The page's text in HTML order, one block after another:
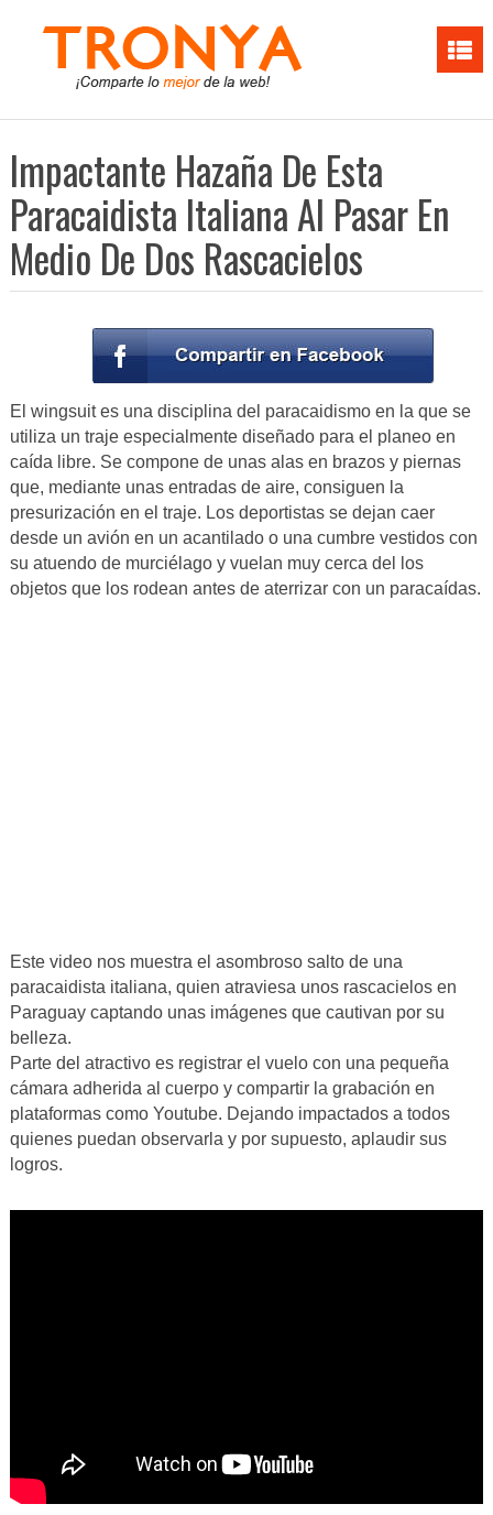
Impactante Hazaña De Esta
Paracaidista Italiana Al Pasar En
Medio De Dos Rascacielos
El wingsuit es una disciplina del paracaidismo en la que se
utiliza un traje especialmente diseñado para el planeo en
caída libre. Se compone de unas alas en brazos y piernas
que, mediante unas entradas de aire, consiguen la
presurización en el traje. Los deportistas se dejan caer
desde un avión en un acantilado o una cumbre vestidos con
su atuendo de murciélago y vuelan muy cerca del los
objetos que los rodean antes de aterrizar con un paracaídas.
Este video nos muestra el asombroso salto de una
paracaidista italiana, quien atraviesa unos rascacielos en
Paraguay captando unas imágenes que cautivan por su
belleza.
Parte del atractivo es registrar el vuelo con una pequeña
cámara adherida al cuerpo y compartir la grabación en
plataformas como Youtube. Dejando impactados a todos
quienes puedan observarla y por supuesto, aplaudir sus
logros.